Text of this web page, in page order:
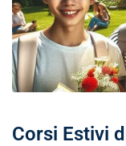
Corsi Estivi